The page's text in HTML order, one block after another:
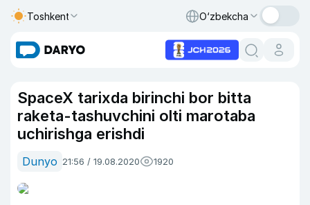
Toshkent O‘zbekcha
SpaceX tarixda birinchi bor bitta
raketa-tashuvchini olti marotaba
uchirishga erishdi
Dunyo 21:56 / 19.08.2020 1920